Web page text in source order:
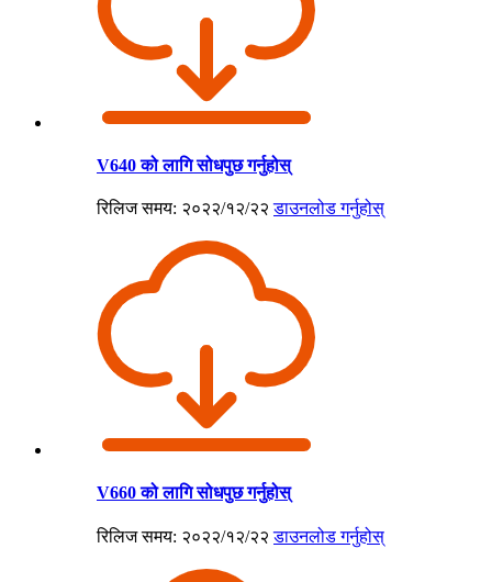
V640 को लागि सोधपुछ गर्नुहोस्
रिलिज समय: २०२२/१२/२२ डाउनलोड गर्नुहोस्
V660 को लागि सोधपुछ गर्नुहोस्
रिलिज समय: २०२२/१२/२२ डाउनलोड गर्नुहोस्